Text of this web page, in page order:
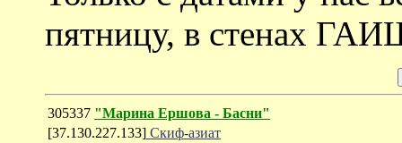
пятницу, в стенах
305337 "Марина Ершова - Басни"
[37.130.227.133] Скиф-азиат